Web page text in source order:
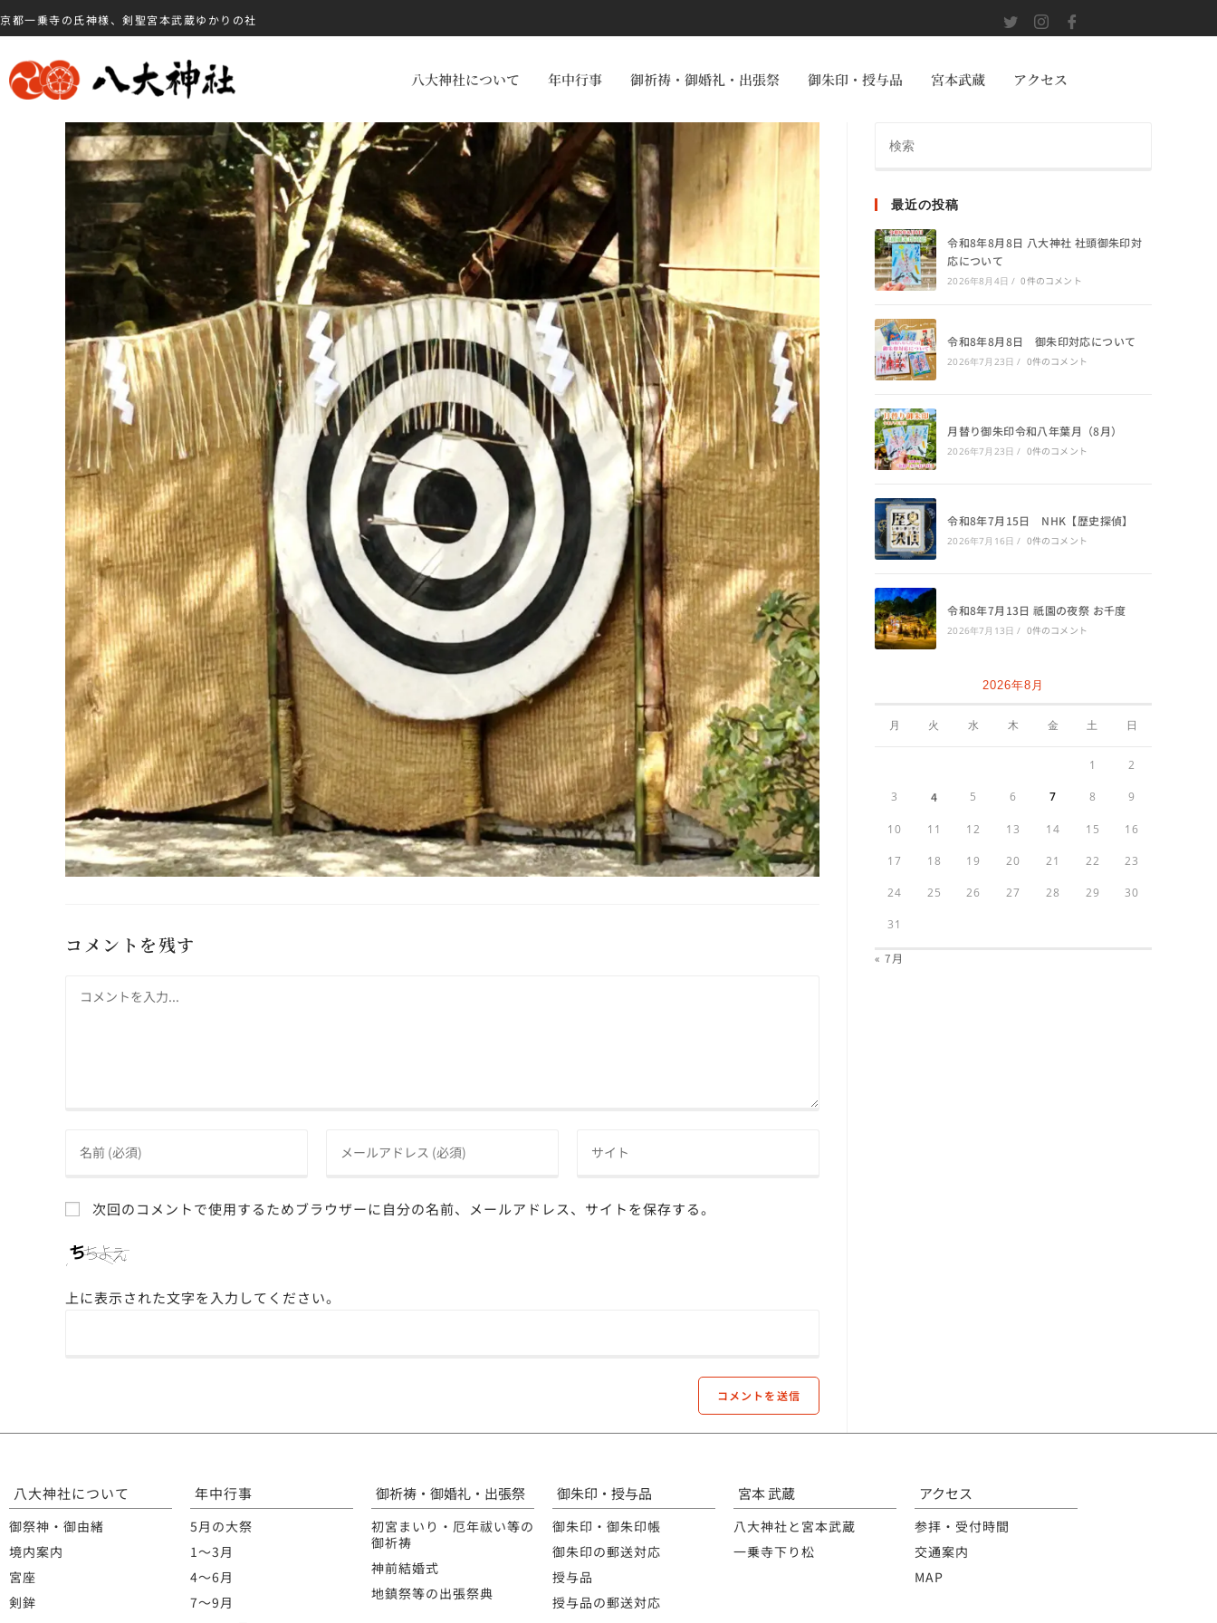
京都一乗寺の氏神様、剣聖宮本武蔵ゆかりの社
八大神社について 年中行事 御祈祷・御婚礼・出張祭 御朱印・授与品 宮本武蔵 アクセス
コメントを残す
次回のコメントで使用するためブラウザーに自分の名前、メールアドレス、サイトを保存する。
上に表示された文字を入力してください。
最近の投稿
令和8年8月8日 八大神社 社頭御朱印対
応について
2026年8月4日 / 0件のコメント
令和8年8月8日 御朱印対応について
2026年7月23日 / 0件のコメント
月替り御朱印令和八年葉月（8月）
2026年7月23日 / 0件のコメント
令和8年7月15日 NHK【歴史探偵】
2026年7月16日 / 0件のコメント
令和8年7月13日 祇園の夜祭 お千度
2026年7月13日 / 0件のコメント
2026年8月
月 火 水 木 金 土 日
1 2
3 4 5 6 7 8 9
10 11 12 13 14 15 16
17 18 19 20 21 22 23
24 25 26 27 28 29 30
31
« 7月
八大神社について
御祭神・御由緒
境内案内
宮座
剣鉾
年中行事
5月の大祭
1〜3月
4〜6月
7〜9月
御祈祷・御婚礼・出張祭
初宮まいり・厄年祓い等の
御祈祷
神前結婚式
地鎮祭等の出張祭典
御朱印・授与品
御朱印・御朱印帳
御朱印の郵送対応
授与品
授与品の郵送対応
宮本 武蔵
八大神社と宮本武蔵
一乗寺下り松
アクセス
参拝・受付時間
交通案内
MAP